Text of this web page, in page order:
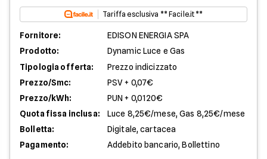
Tariffa esclusiva ** Facile.it **
Fornitore:
EDISON ENERGIA SPA
Prodotto:
Dynamic Luce e Gas
Tipologia offerta:
Prezzo indicizzato
Prezzo/Smc:
PSV + 0,07€
Prezzo/kWh:
PUN + 0,0120€
Quota fissa inclusa:
Luce 8,25€/mese, Gas 8,25€/mese
Bolletta:
Digitale, cartacea
Pagamento:
Addebito bancario, Bollettino